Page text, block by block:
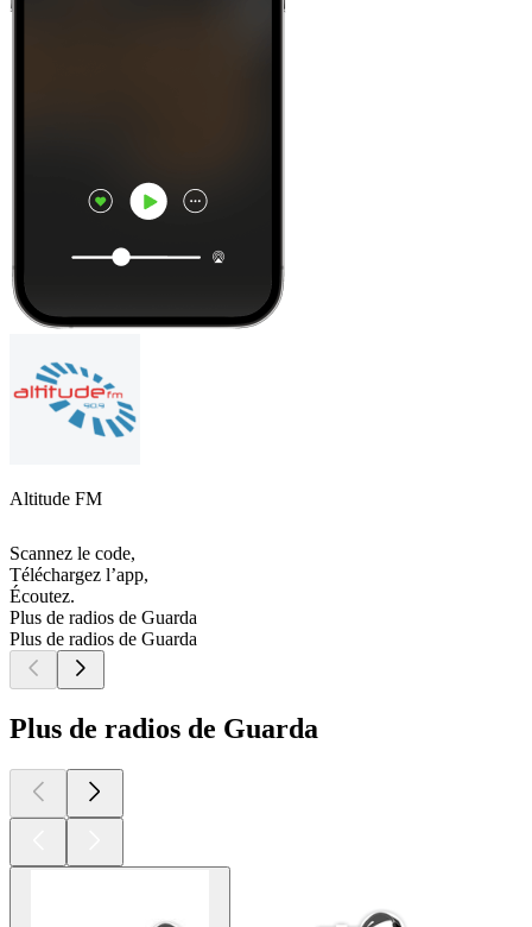
Altitude FM
Scannez le code,
Téléchargez l’app,
Écoutez.
Plus de radios de Guarda
Plus de radios de Guarda
Plus de radios de Guarda